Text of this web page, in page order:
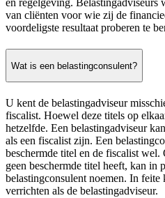
en regelgeving. Belastingadviseurs
van cliënten voor wie zij de
voordeligste resultaat proberen te
Wat is een belastingconsulent?
U kent de belastingadviseur
fiscalist. Hoewel deze titels op
hetzelfde. Een belastingadviseur
als een fiscalist zijn. Een
beschermde titel en de fiscalist wel.
geen beschermde titel heeft, kan in
belastingconsulent noemen. In
verrichten als de belastingadviseur.